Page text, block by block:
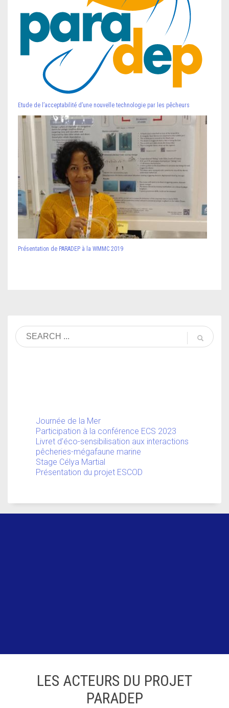
Etude de l’acceptabilité d’une nouvelle technologie par les pêcheurs
Présentation de PARADEP à la WMMC 2019
Journée de la Mer
Participation à la conférence ECS 2023
Livret d’éco-sensibilisation aux interactions
pêcheries-mégafaune marine
Stage Célya Martial
Présentation du projet ESCOD
LES ACTEURS DU PROJET
PARADEP